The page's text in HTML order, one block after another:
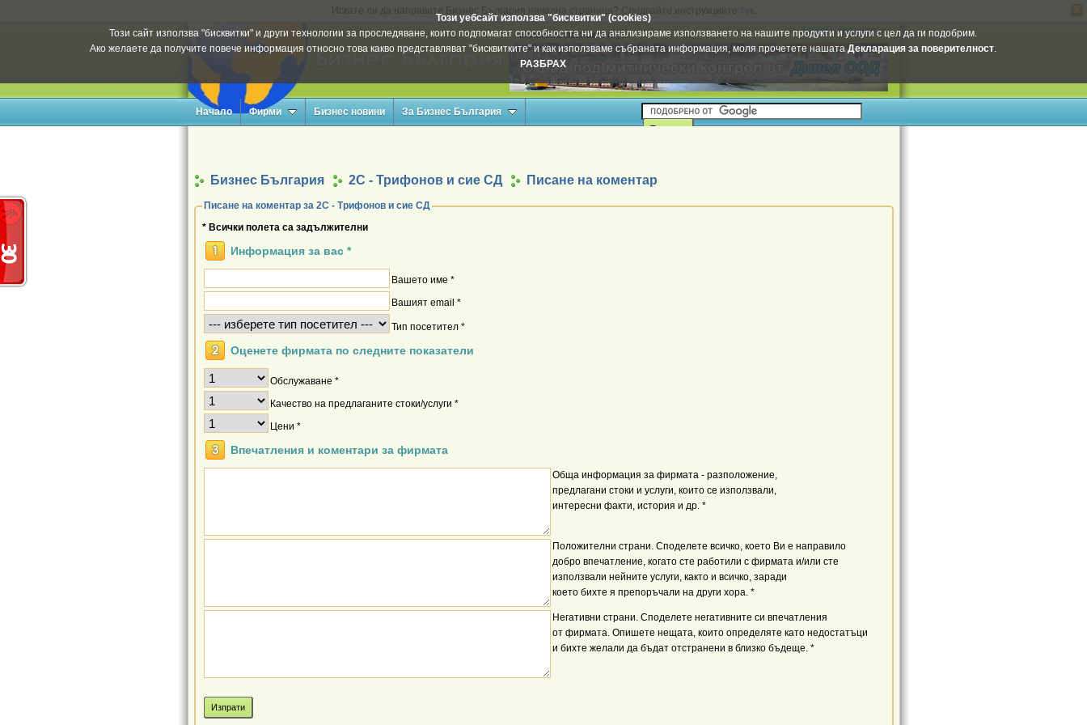
Искате ли да направите Бизнес България начална страница? Следвайте инструкциите
Този уебсайт използва "бисквитки" (cookies)
Този сайт използва "бисквитки" и други технологии за проследяване, които подпомагат способността ни да анализираме използването на нашите продукти и услуги с цел да ги подобрим.
Ако желаете да получите повече информация относно това какво представляват "бисквитките" и как използваме събраната информация, моля прочетете нашатаДекларация за поверителност.
РАЗБРАХ
Select Language ▼
Вашата реклама тук
Начало Фирми Бизнес новини За Бизнес България
Бизнес България 2С - Трифонов и сие СД Писане на коментар
Писане на коментар за 2С - Трифонов и сие СД
* Всички полета са задължителни
Информация за вас *
Вашето име *
Вашият email *
Тип посетител *
Оценете фирмата по следните показатели
Обслужаване *
Качество на предлаганите стоки/услуги *
Цени *
Впечатления и коментари за фирмата
Обща информация за фирмата - разположение,
предлагани стоки и услуги, които се използвали,
интересни факти, история и др. *
Положителни страни. Споделете всичко, което Ви е направило
добро впечатление, когато сте работили с фирмата и/или сте
използвали нейните услуги, както и всичко, заради
което бихте я препоръчали на други хора. *
Негативни страни. Споделете негативните си впечатления
от фирмата. Опишете нещата, които определяте като недостатъци
и бихте желали да бъдат отстранени в близко бъдеще. *